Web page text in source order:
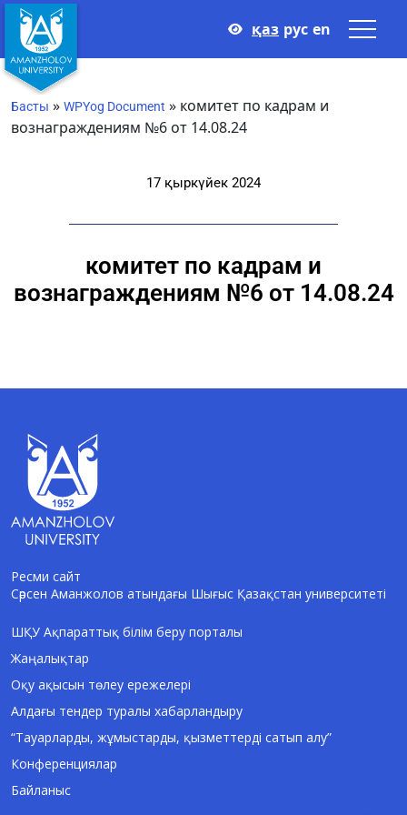
қаз рус en
Басты » WPYog Document » комитет по кадрам и
вознаграждениям №6 от 14.08.24
17 қыркүйек 2024
комитет по кадрам и
вознаграждениям №6 от 14.08.24
Ресми сайт
Сәрсен Аманжолов атындағы Шығыс Қазақстан университеті
ШҚУ Ақпараттық білім беру порталы
Жаңалықтар
Оқу ақысын төлеу ережелері
Алдағы тендер туралы хабарландыру
“Тауарларды, жұмыстарды, қызметтерді сатып алу”
Конференциялар
Байланыс
AI-Talapker
Сәлем! Мен AI-Talapker — Сәрсен
Аманжолов атындағы Шығыс Қазақстан
университеті (ШҚУ) көмекшісімін.
Бакалавриат, магистратура, докторантура